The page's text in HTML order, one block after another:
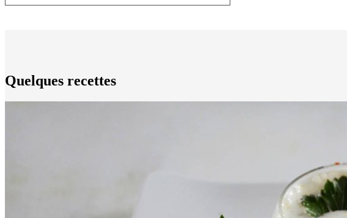
Quelques recettes